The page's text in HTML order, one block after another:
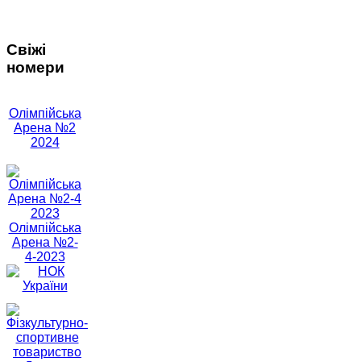
Свіжі
номери
Олімпійська
Арена №2
2024
Олімпійська
Арена №2-
4-2023